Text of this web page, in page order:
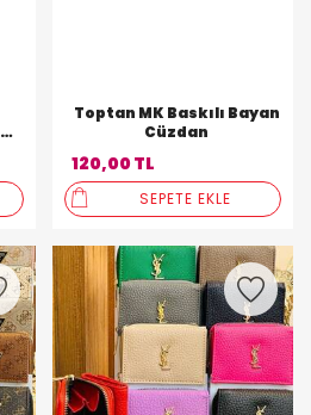
Toptan MK Baskılı Bayan
Cüzdan
120,00 TL
SEPETE EKLE